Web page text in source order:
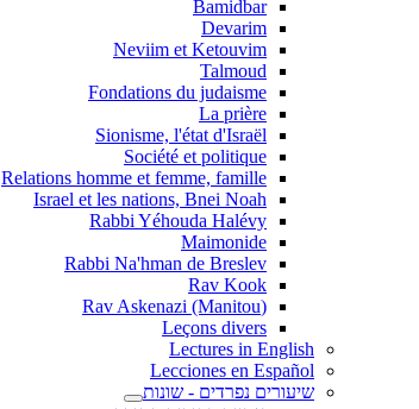
Bamidbar
Devarim
Neviim et Ketouvim
Talmoud
Fondations du judaisme
La prière
Sionisme, l'état d'Israël
Société et politique
Relations homme et femme, famille
Israel et les nations, Bnei Noah
Rabbi Yéhouda Halévy
Maimonide
Rabbi Na'hman de Breslev
Rav Kook
(Rav Askenazi (Manitou
Leçons divers
Lectures in English
Lecciones en Español
שיעורים נפרדים - שונות